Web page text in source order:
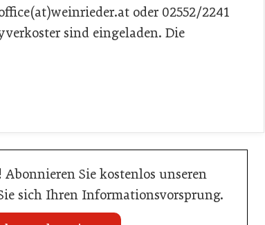
oder 02552/2241
sind eingeladen. Die
Sie kostenlos unseren
sich Ihren Informationsvorsprung.